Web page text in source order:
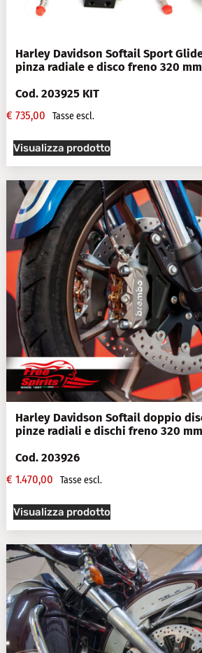
Harley Davidson Softail Sport
pinza radiale e disco freno 320 mm
Cod. 203925 KIT
€ 735,00 Tasse escl.
Visualizza prodotto
Harley Davidson Softail doppio
pinze radiali e dischi freno 320 mm
Cod. 203926
€ 1.470,00 Tasse escl.
Visualizza prodotto